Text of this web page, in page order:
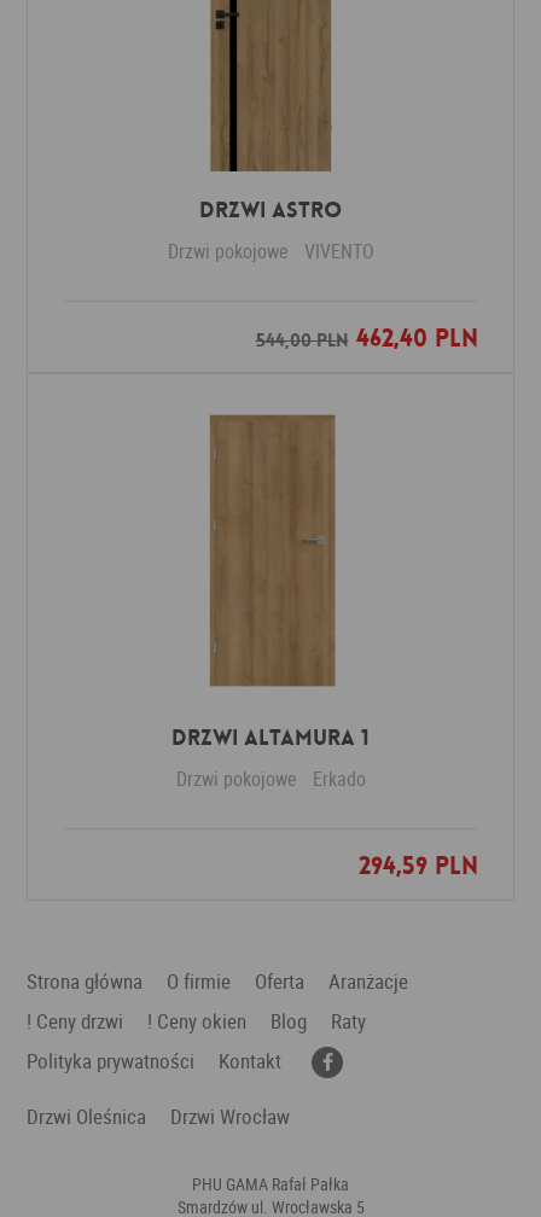
Drzwi ASTRO
Drzwi pokojowe VIVENTO
544,00 PLN462,40 PLN
Dodaj do ulubionych
Drzwi Altamura 1
Drzwi pokojowe Erkado
294,59 PLN
Dodaj do ulubionych
Strona główna O firmie Oferta
Aranżacje
! Ceny drzwi
! Ceny okien Blog
Raty
Polityka prywatności
Kontakt
Drzwi Oleśnica
Drzwi Wrocław
PHU GAMA Rafał Pałka
Smardzów ul. Wrocławska 5